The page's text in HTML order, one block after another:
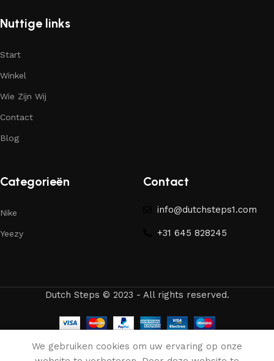
Nuttige links
Start
Winkel
Wie Zijn Wij
Contact
Blog
Categorieën
Nike
Yeezy
Contact
info@dutchsteps1.com
+31 645 828245
Dutch Steps © 2023 - All rights reserved.
We gebruiken cookies om uw ervaring op onze